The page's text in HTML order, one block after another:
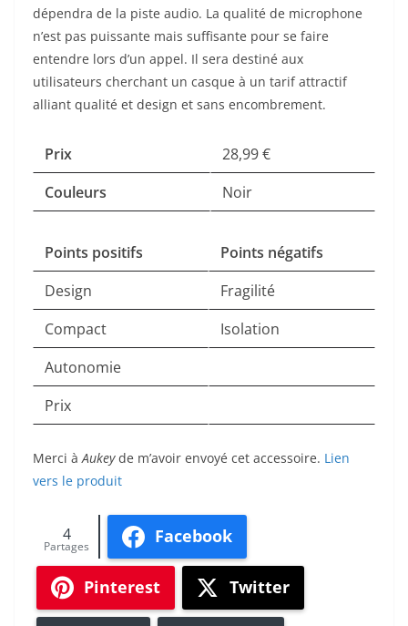
dépendra de la piste audio. La qualité de microphone
n’est pas puissante mais suffisante pour se faire
entendre lors d’un appel. Il sera destiné aux
utilisateurs cherchant un casque à un tarif attractif
alliant qualité et design et sans encombrement.
Prix
28,99 €
Couleurs
Noir
Points positifs
Points négatifs
Design
Fragilité
Compact
Isolation
Autonomie
Prix
Merci à Aukeyde m’avoir envoyé cet accessoire. Lien
vers le produit
Facebook
Pinterest Twitter
Partages
4